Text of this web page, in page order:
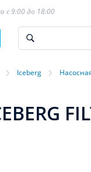
с 9:00 до 18:00
› Iceberg ›